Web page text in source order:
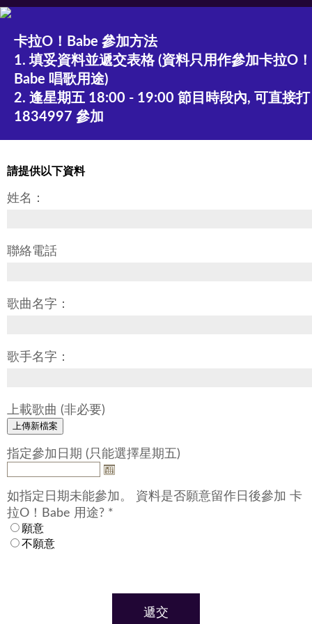
卡拉O！Babe 參加方法
1. 填妥資料並遞交表格 (資料只用作參加卡拉O！
Babe 唱歌用途)
2. 逢星期五 18:00 - 19:00 節目時段內, 可直接打
1834997 參加
請提供以下資料
姓名：
聯絡電話
歌曲名字：
歌手名字：
上載歌曲 (非必要)
指定參加日期 (只能選擇星期五)
如指定日期未能參加。 資料是否願意留作日後參加 卡
拉O！Babe 用途? *
願意
不願意